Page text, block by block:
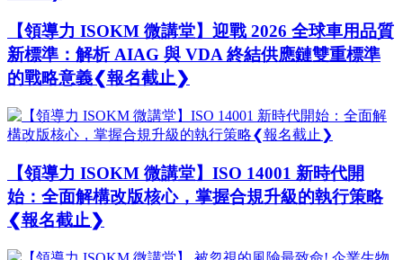
【領導力 ISOKM 微講堂】迎戰 2026 全球車用品質
新標準：解析 AIAG 與 VDA 終結供應鏈雙重標準
的戰略意義❮報名截止❯
【領導力 ISOKM 微講堂】ISO 14001 新時代開
始：全面解構改版核心，掌握合規升級的執行策略
❮報名截止❯